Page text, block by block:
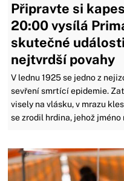
Připravte si
20:00 vysílá
skutečné
nejtvrdší povahy
V lednu 1925 se jedno z
sevření smrtící epidemie.
visely na vlásku, v mrazu
se zrodil hrdina, jehož